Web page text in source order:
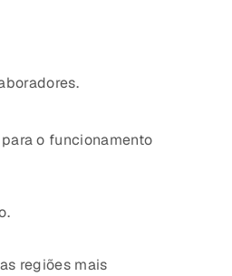
o funcionamento
regiões mais